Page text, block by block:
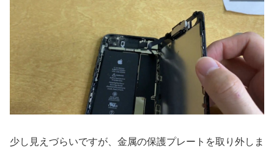
少し見えづらいですが、金属の保護プレートを取り外しま